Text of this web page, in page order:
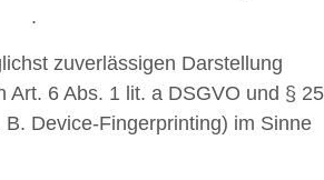
.
zuverlässigen Darstellung
6 Abs. 1 lit. a DSGVO und § 25
Device-Fingerprinting) im Sinne